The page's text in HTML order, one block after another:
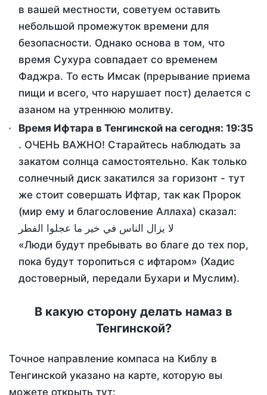
в вашей местности, советуем оставить
небольшой промежуток времени для
безопасности. Однако основа в том, что
время Сухура совпадает со временем
Фаджра. То есть Имсак (прерывание приема
пищи и всего, что нарушает пост) делается с
азаном на утреннюю молитву.
Время Ифтара в Тенгинской на сегодня: 19:35
. ОЧЕНЬ ВАЖНО! Старайтесь наблюдать за
закатом солнца самостоятельно. Как только
солнечный диск закатился за горизонт - тут
же стоит совершать Ифтар, так как Пророк
(мир ему и благословение Аллаха) сказал:
لا يزال الناس في خير ما عجلوا الفطر
«Люди будут пребывать во благе до тех пор,
пока будут торопиться с ифтаром» (Хадис
достоверный, передали Бухари и Муслим).
В какую сторону делать намаз в
Тенгинской?
Точное направление компаса на Киблу в
Тенгинской указано на карте, которую вы
можете открыть тут: